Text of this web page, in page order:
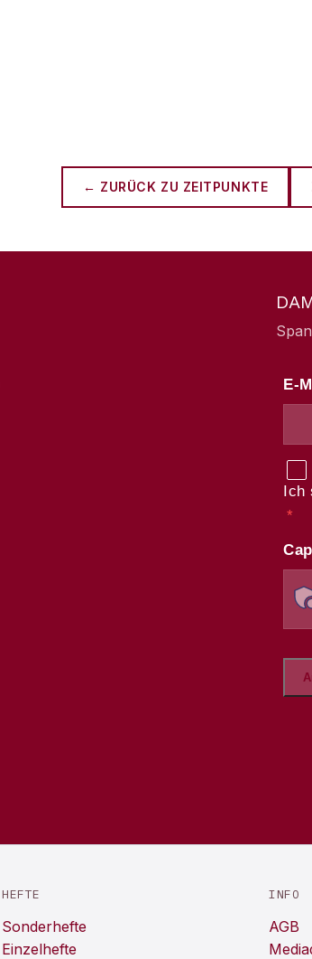
← ZURÜCK ZU ZEITPUNKTE
HEFTE
Sonderhefte
Einzelhefte
INFO
AGB